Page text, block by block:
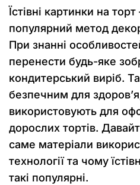
Їстівні картинки на
популярний метод
При знанні
перенести будь-яке
кондитерський виріб.
безпечним для
використовують для
дорослих тортів.
саме матеріали
технології та чому
такі популярні.